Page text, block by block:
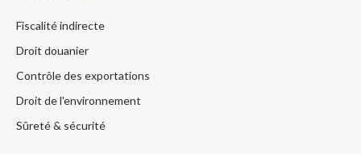
Fiscalité indirecte
Droit douanier
Contrôle des exportations
Droit de l'environnement
Sûreté & sécurité